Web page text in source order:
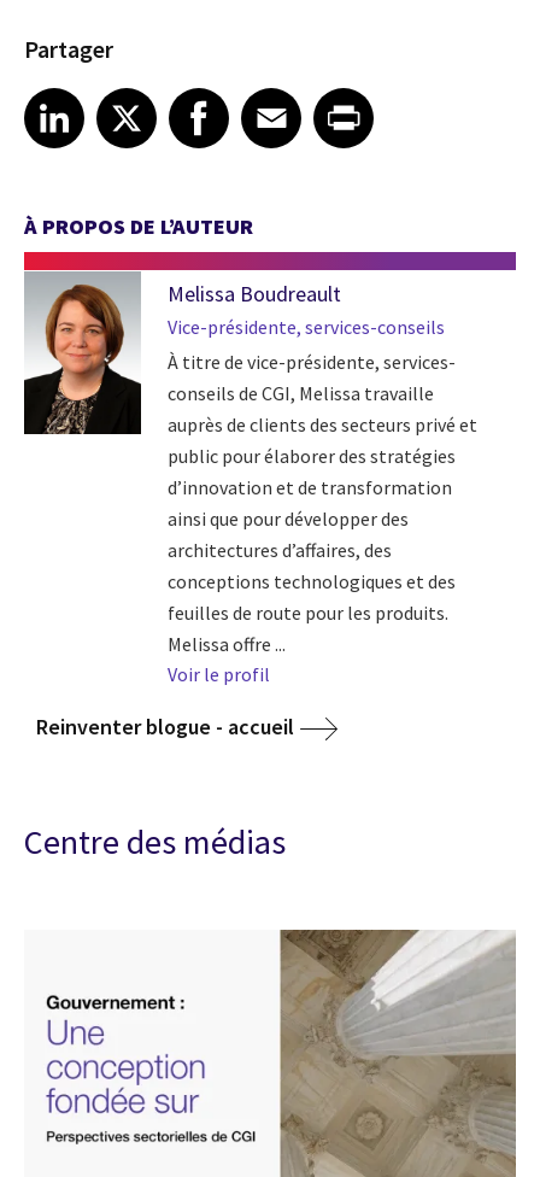
Partager
Share article on LinkedIn
LinkedIn
Share article on XShare article on Facebook
Facebook
Share article on Email
EmailShare article on Print
À PROPOS DE L’AUTEUR
Melissa Boudreault
Vice-présidente, services-conseils
À titre de vice-présidente, services-
conseils de CGI, Melissa travaille
auprès de clients des secteurs privé et
public pour élaborer des stratégies
d’innovation et de transformation
ainsi que pour développer des
architectures d’affaires, des
conceptions technologiques et des
feuilles de route pour les produits.
Melissa offre ...
Voir le profil
Reinventer blogue - accueil
Centre des médias